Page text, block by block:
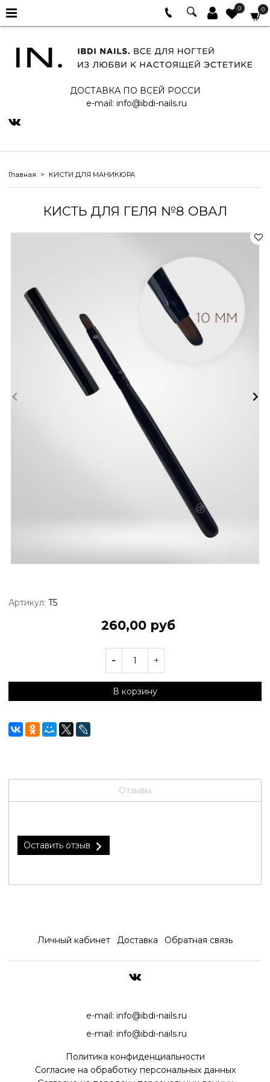
0 0
ДОСТАВКА ПО ВСЕЙ РОССИ
e-mail: info@ibdi-nails.ru
Главная КИСТИ ДЛЯ МАНИКЮРА
КИСТЬ ДЛЯ ГЕЛЯ №8 ОВАЛ
Артикул: T5
260,00 руб
В корзину
Отзывы
Оставить отзыв
Личный кабинет Доставка Обратная связь
e-mail: info@ibdi-nails.ru
e-mail: info@ibdi-nails.ru
Политика конфиденциальности
Согласие на обработку персональных данных